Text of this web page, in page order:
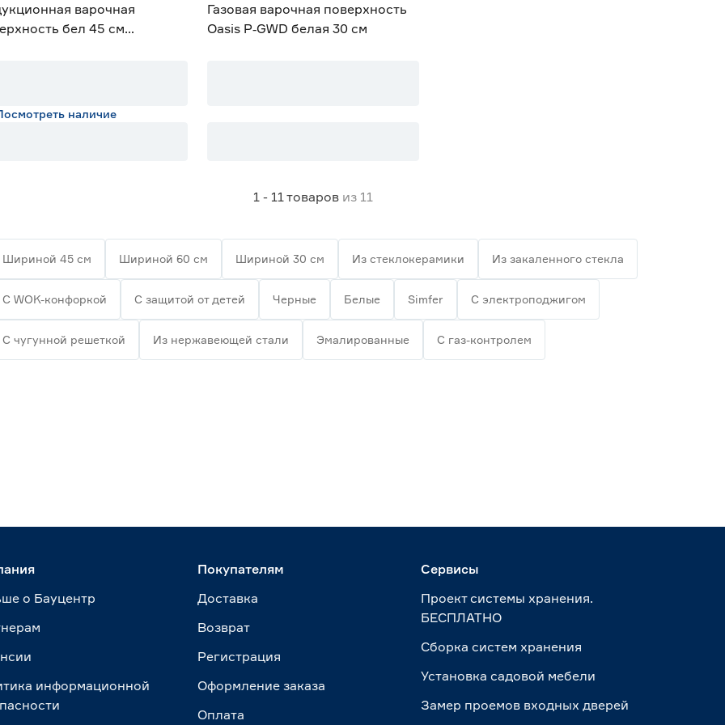
варочная
бел 45 см
наличие
Газовая варочная поверхность
Oasis P‑GWD белая 30 см
1 - 11товаров из 11
Шириной 45 см Шириной 60 см Шириной 30 см Из стеклокерамики Из закаленного стекла
С WOK-конфоркой С защитой от детей Черные Белые Simfer С электроподжигом
С чугунной решеткой Из нержавеющей стали Эмалированные С газ-контролем
о Бауцентр
информационной
Покупателям
Доставка
Возврат
Регистрация
Оформление заказа
Оплата
Сервисы
Проект системы хранения.
БЕСПЛАТНО
Сборка систем хранения
Установка садовой мебели
Замер проемов входных дверей